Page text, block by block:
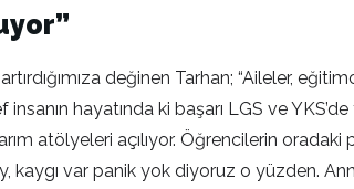
değinen Tarhan; “Aileler,
hayatında ki başarı LGS ve
atölyeleri açılıyor. Öğrencilerin oradaki
kaygı var panik yok diyoruz o yüzden.